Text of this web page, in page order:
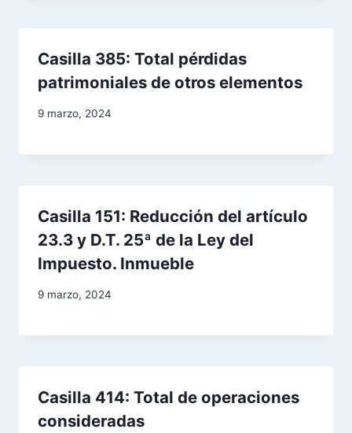
Casilla 385: Total pérdidas
patrimoniales de otros elementos
9 marzo, 2024
Casilla 151: Reducción del artículo
23.3 y D.T. 25ª de la Ley del
Impuesto. Inmueble
9 marzo, 2024
Casilla 414: Total de operaciones
consideradas